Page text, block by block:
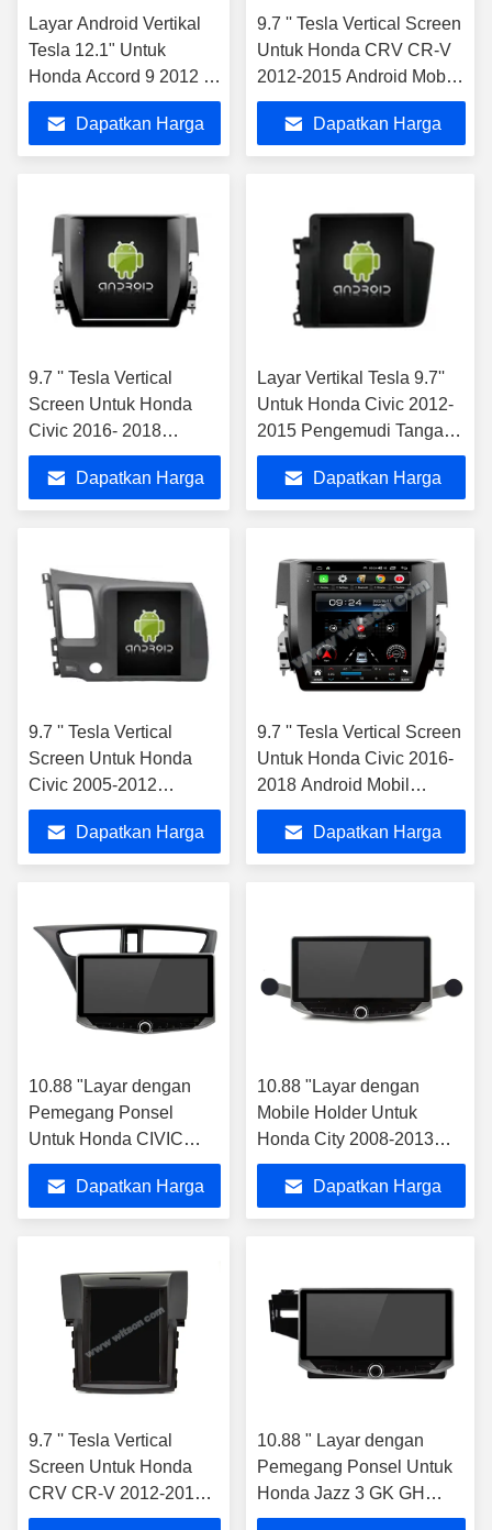
Layar Android Vertikal
Tesla 12.1" Untuk
Honda Accord 9 2012 -
2017 Sistem Multimedia
Mobil Stereo GPS
Carplay Player
Dapatkan Harga
9.7 '' Tesla Vertical Screen
Untuk Honda CRV CR-V
2012-2015 Android Mobil
Multimedia Player
Dapatkan Harga
9.7 '' Tesla Vertical
Screen Untuk Honda
Civic 2016- 2018
Android Mobil
Multimedia Player
Dapatkan Harga
Layar Vertikal Tesla 9.7''
Untuk Honda Civic 2012-
2015 Pengemudi Tangan
Kiri Pemutar Multimedia
Mobil AndroidDapatkan Harga
9.7 '' Tesla Vertical
Screen Untuk Honda
Civic 2005-2012
Pengemudi Tangan Kiri
Pemutar Multimedia
Mobil Android
Dapatkan Harga
9.7 '' Tesla Vertical Screen
Untuk Honda Civic 2016-
2018 Android Mobil
Multimedia Player
Dapatkan Harga
10.88 "Layar dengan
Pemegang Ponsel
Untuk Honda CIVIC
Hatchback Amerika
Selatan Versi 2012-
2017
Dapatkan Harga
10.88 "Layar dengan
Mobile Holder Untuk
Honda City 2008-2013
Multimedia Stereo
Dapatkan Harga
9.7 '' Tesla Vertical
Screen Untuk Honda
CRV CR-V 2012-2015
Android Mobil
10.88 " Layar dengan
Pemegang Ponsel Untuk
Honda Jazz 3 GK GH
2015 - 2020 Fit 3 2013-